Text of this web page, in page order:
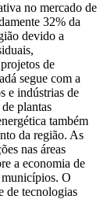
no mercado de
32% da
devido a
de
segue com a
e indústrias de
plantas
também
da região. As
nas áreas
a economia de
municípios. O
de tecnologias